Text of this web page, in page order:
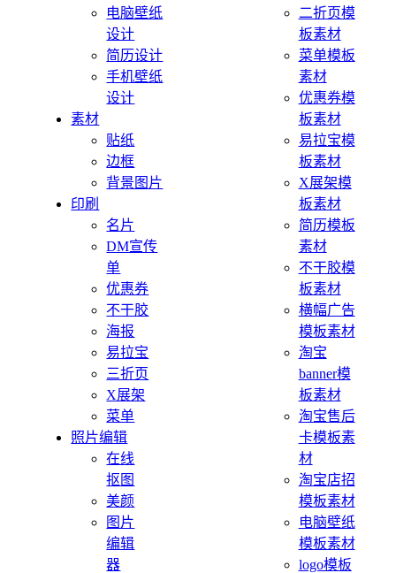
电脑壁纸
设计
简历设计
手机壁纸
设计
素材
贴纸
边框
背景图片
印刷
名片
DM宣传
单
优惠券
不干胶
海报
易拉宝
三折页
X展架
菜单
照片编辑
在线
抠图
美颜
图片
编辑
器
二折页模
板素材
菜单模板
素材
优惠券模
板素材
易拉宝模
板素材
X展架模
板素材
简历模板
素材
不干胶模
板素材
横幅广告
模板素材
淘宝
banner模
板素材
淘宝售后
卡模板素
材
淘宝店招
模板素材
电脑壁纸
模板素材
logo模板